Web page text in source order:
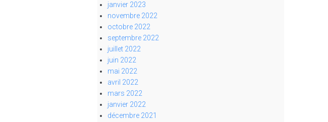
janvier 2023
novembre 2022
octobre 2022
septembre 2022
juillet 2022
juin 2022
mai 2022
avril 2022
mars 2022
janvier 2022
décembre 2021